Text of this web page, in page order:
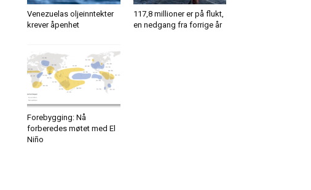
Venezuelas oljeinntekter
krever åpenhet
117,8 millioner er på flukt,
en nedgang fra forrige år
Forebygging: Nå
forberedes møtet med El
Niño